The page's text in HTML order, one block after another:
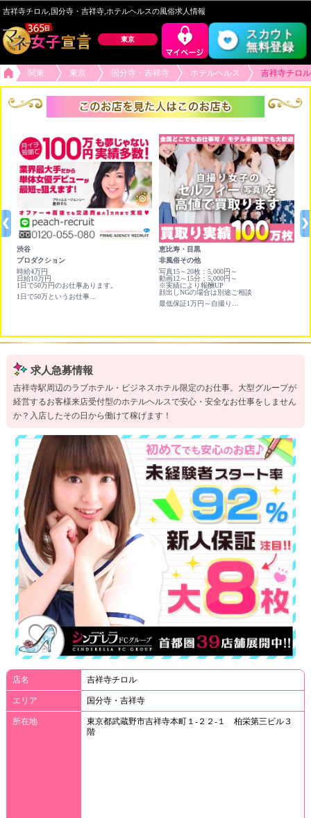
吉祥寺チロル,国分寺・吉祥寺,ホテルヘルスの風俗求人情報
東京 スカウト
無料登録
関東 東京 国分寺・吉祥寺 ホテルヘルス 吉祥寺チロル
渋谷
プロダクション
時給4万円
日給10万円
1日で50万円のお仕事あります。
恵比寿・目黒
非風俗その他
写真15～20枚：5,000円～
動画12～15分：5,000円～
※実績により報酬UP
顔出しNGの場合は別途ご相談
求人急募情報
吉祥寺駅周辺のラブホテル・ビジネスホテル限定のお仕事。大型グループが
経営するお客様来店受付型のホテルヘルスで安心・安全なお仕事をしません
か？入店したその日から働けて稼げます！
店名 吉祥寺チロル
エリア 国分寺・吉祥寺
所在地
東京都武蔵野市吉祥寺本町１-２２-１ 柏栄第三ビル３
階